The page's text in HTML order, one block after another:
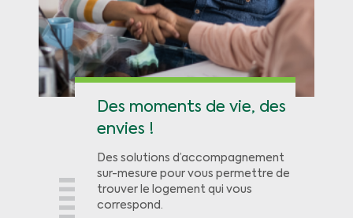
Des moments de vie, des
envies !
Des solutions d’accompagnement
sur-mesure pour vous permettre de
trouver le logement qui vous
correspond.